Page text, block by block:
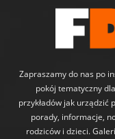
Zapraszamy do nas po
pokój tematyczny
przykładów jak urządzić
porady, informacje,
rodziców i dzieci.